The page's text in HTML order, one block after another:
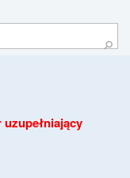
⚲
uzupełniający